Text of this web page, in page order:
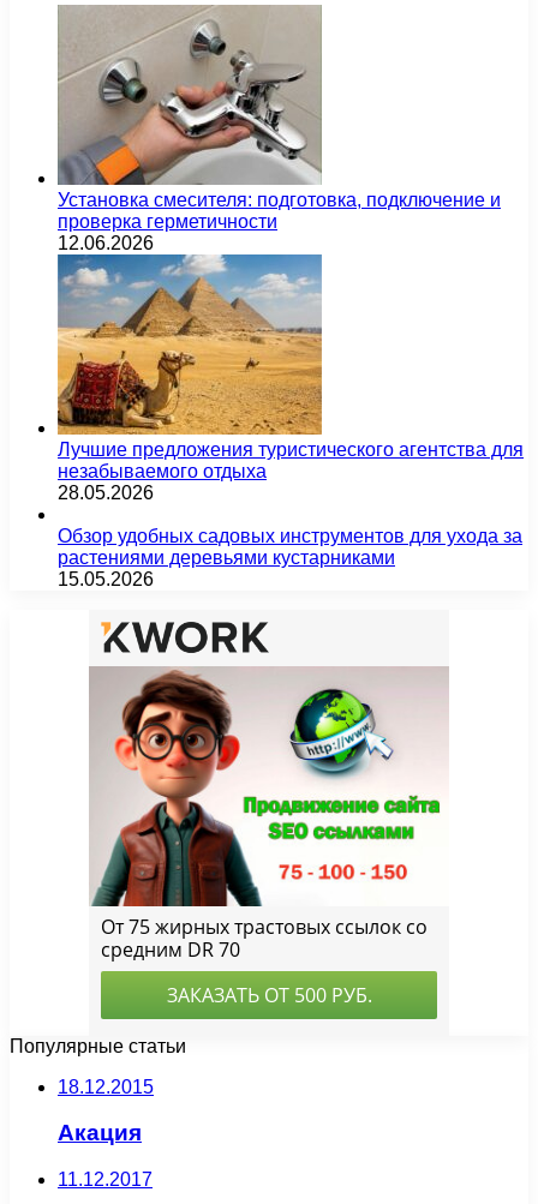
Установка смесителя: подготовка, подключение и
проверка герметичности
12.06.2026
Лучшие предложения туристического агентства для
незабываемого отдыха
28.05.2026
Обзор удобных садовых инструментов для ухода за
растениями деревьями кустарниками
15.05.2026
Популярные статьи
18.12.2015
Акация
11.12.2017